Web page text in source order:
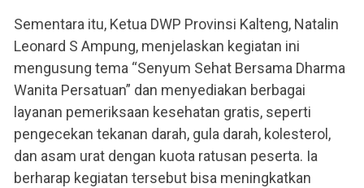
Sementara itu, Ketua DWP Provinsi Kalteng, Natalin
Leonard S Ampung, menjelaskan kegiatan ini
mengusung tema “Senyum Sehat Bersama Dharma
Wanita Persatuan” dan menyediakan berbagai
layanan pemeriksaan kesehatan gratis, seperti
pengecekan tekanan darah, gula darah, kolesterol,
dan asam urat dengan kuota ratusan peserta. Ia
berharap kegiatan tersebut bisa meningkatkan